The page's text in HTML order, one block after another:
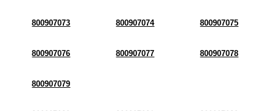
800907073 800907074 800907075
800907076 800907077 800907078
800907079